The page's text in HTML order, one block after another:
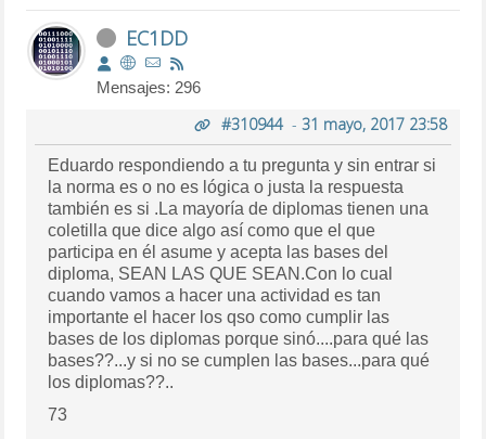
EC1DD
Mensajes: 296
#310944- 31 mayo, 2017 23:58
Eduardo respondiendo a tu pregunta y sin entrar si
la norma es o no es lógica o justa la respuesta
también es si .La mayoría de diplomas tienen una
coletilla que dice algo así como que el que
participa en él asume y acepta las bases del
diploma, SEAN LAS QUE SEAN.Con lo cual
cuando vamos a hacer una actividad es tan
importante el hacer los qso como cumplir las
bases de los diplomas porque sinó....para qué las
bases??...y si no se cumplen las bases...para qué
los diplomas??..
73